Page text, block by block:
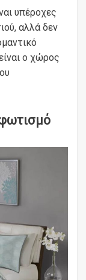
υπέροχες
αλλά δεν
ο χώρος